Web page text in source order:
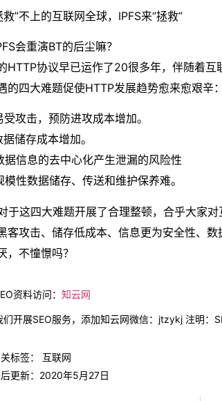
救”不上的互联网全球，IPFS来“拯救”
会重演BT的后尘嘛？
HTTP协议早已运作了20很多年，伴随着
的四大难题促使HTTP发展趋势愈来愈艰辛：
攻击，预防进攻成本增加。
储存成本增加。
据信息的去中心化产生泄漏的风险性
模性数据储存、传送和维护保养难。
于这四大难题开展了合理整顿，合乎大家对
客攻击、储存低成本、信息更为安全性、
，不憧憬吗？
资料访问： 知云网
们开展SEO服务，添加知云网微信：jtzykj 注明：
标签：
互联网
更新：2020年5月27日